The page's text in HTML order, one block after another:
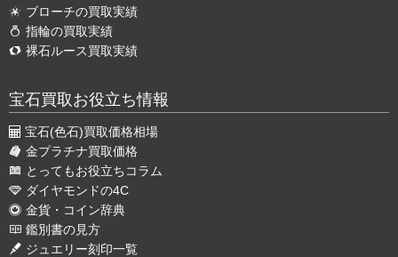
ブローチの買取実績
指輪の買取実績
裸石ルース買取実績
宝石買取お役立ち情報
宝石(色石)買取価格相場
金プラチナ買取価格
とってもお役立ちコラム
ダイヤモンドの4C
金貨・コイン辞典
鑑別書の見方
ジュエリー刻印一覧